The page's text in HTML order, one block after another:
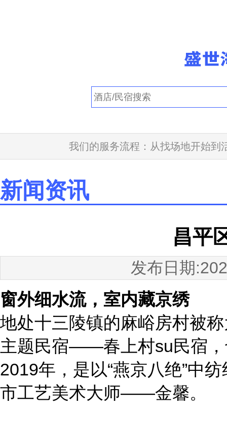
我们的服务流程：从找场地开始到
新闻资讯
昌平
发布日期
窗外细水流，室内藏京绣
地处十三陵镇的麻峪房村被
主题民宿——春上村su民宿，
2019年，是以“燕京八绝”中
市工艺美术大师——金馨。